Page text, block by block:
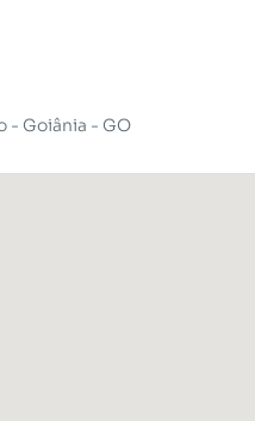
- Goiânia - GO